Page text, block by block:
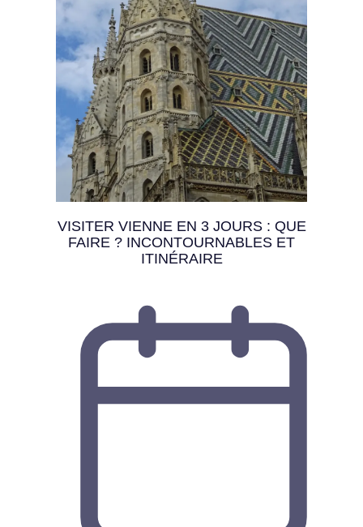
VISITER VIENNE EN 3 JOURS : QUE
FAIRE ? INCONTOURNABLES ET
ITINÉRAIRE